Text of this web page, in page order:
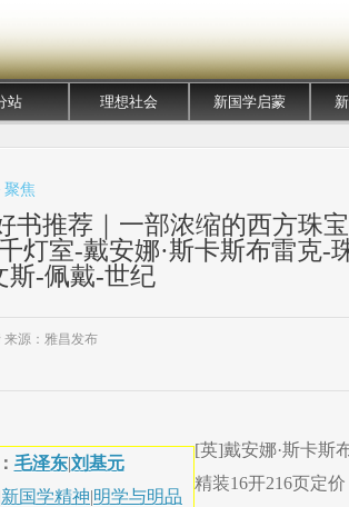
站 理想社会 新国学启蒙
聚焦
书推荐｜一部浓缩的西方珠
灯室-戴安娜·斯卡斯布雷克-
斯-佩戴-世纪
来源：雅昌发布
毛泽东|刘基元
新国学精神|明学与明品
[英]戴安娜·斯卡斯
精装16开216页定价